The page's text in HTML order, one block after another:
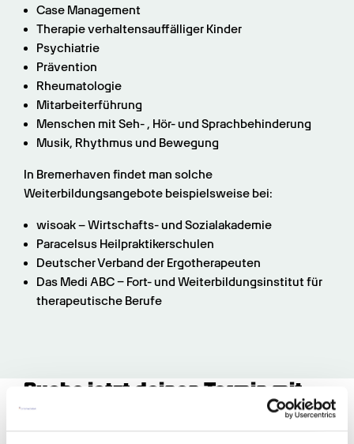
Case Management
Therapie verhaltensauffälliger Kinder
Psychiatrie
Prävention
Rheumatologie
Mitarbeiterführung
Menschen mit Seh- , Hör- und Sprachbehinderung
Musik, Rhythmus und Bewegung
In Bremerhaven findet man solche
Weiterbildungsangebote beispielsweise bei:
wisoak – Wirtschafts- und Sozialakademie
Paracelsus Heilpraktikerschulen
Deutscher Verband der Ergotherapeuten
Das Medi ABC – Fort- und Weiterbildungsinstitut für
therapeutische Berufe
Buche jetzt deinen Termin mit
uns